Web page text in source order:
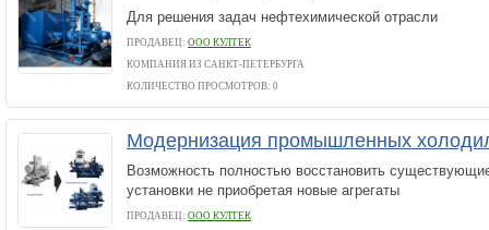
Для решения задач нефтехимической отрасли
ПРОДАВЕЦ: ООО КУЛТЕК
КОМПАНИЯ ИЗ САНКТ-ПЕТЕРБУРГА
КОЛИЧЕСТВО ПРОСМОТРОВ: 0
Модернизация промышленных
Возможность полностью восстановить
установки не приобретая новые агрегаты
ПРОДАВЕЦ: ООО КУЛТЕК